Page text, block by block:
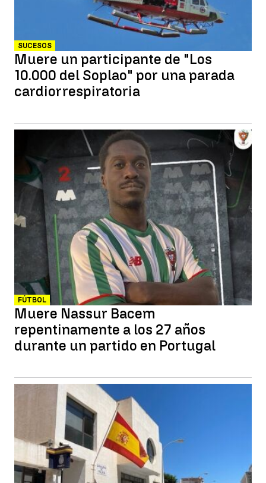
SUCESOS
Muere un participante de "Los
10.000 del Soplao" por una parada
cardiorrespiratoria
FÚTBOL
Muere Nassur Bacem
repentinamente a los 27 años
durante un partido en Portugal